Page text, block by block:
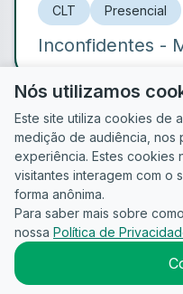
CLT Presencial
Inconfidentes -
Guia do
Candidato
Para
empresas
Nós utilizamos
Este site utiliza cookies de
medição de audiência, nos
experiência. Estes cookies
visitantes interagem com o
forma anônima.
Para saber mais sobre
nossa Política de